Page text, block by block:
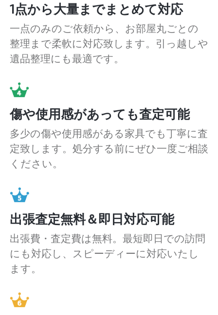
1点から大量までまとめて対応
一点のみのご依頼から、お部屋丸ごとの
整理まで柔軟に対応致します。引っ越しや
遺品整理にも最適です。
傷や使用感があっても査定可能
多少の傷や使用感がある家具でも丁寧に査
定致します。処分する前にぜひ一度ご相談
ください。
出張査定無料＆即日対応可能
出張費・査定費は無料。最短即日での訪問
にも対応し、スピーディーに対応いたし
ます。